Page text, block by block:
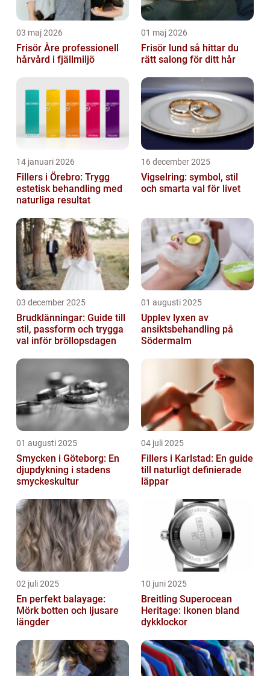
03 maj 2026
Frisör Åre professionell
hårvård i fjällmiljö
01 maj 2026
Frisör lund så hittar du
rätt salong för ditt hår
14 januari 2026
Fillers i Örebro: Trygg
estetisk behandling med
naturliga resultat
16 december 2025
Vigselring: symbol, stil
och smarta val för livet
03 december 2025
Brudklänningar: Guide till
stil, passform och trygga
val inför bröllopsdagen
01 augusti 2025
Upplev lyxen av
ansiktsbehandling på
Södermalm
01 augusti 2025
Smycken i Göteborg: En
djupdykning i stadens
smyckeskultur
04 juli 2025
Fillers i Karlstad: En guide
till naturligt definierade
läppar
02 juli 2025
En perfekt balayage:
Mörk botten och ljusare
längder
10 juni 2025
Breitling Superocean
Heritage: Ikonen bland
dykklockor